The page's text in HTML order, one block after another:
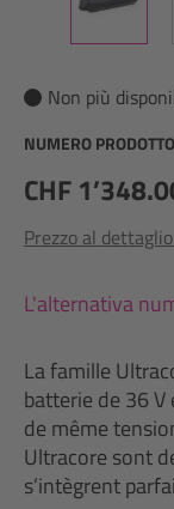
Non più
NUMERO
CHF
Prezzo al
L'alternativa
La famille
batterie de 36
de même
Ultracore sont
s’intègrent